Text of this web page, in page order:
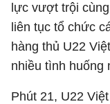
lực vượt trội
liên tục tổ chức
hàng thủ U22
nhiều tình huống
Phút 21, U22